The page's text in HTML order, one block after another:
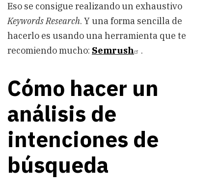
Eso se consigue realizando un exhaustivo
Keywords Research. Y una forma sencilla de
hacerlo es usando una herramienta que te
recomiendo mucho: Semrush .
Cómo hacer un
análisis de
intenciones de
búsqueda